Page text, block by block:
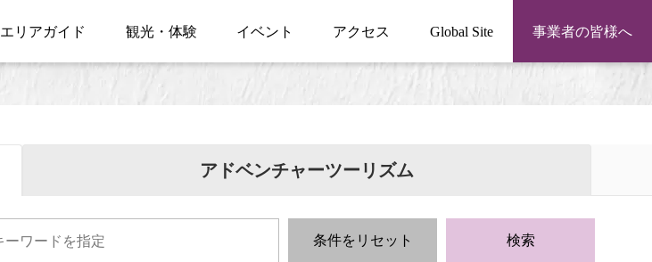
エリアガイド 観光・体験 イベント アクセス Global Site 事業者の皆様へ
アドベンチャーツーリズム
条件をリセット 検索